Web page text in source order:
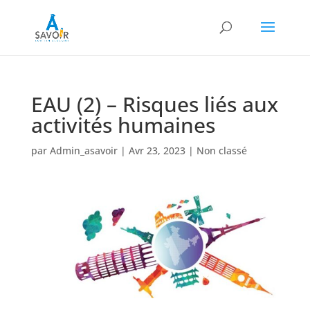
EAU (2) – Risques liés aux
activités humaines
par Admin_asavoir| Avr 23, 2023| Non classé